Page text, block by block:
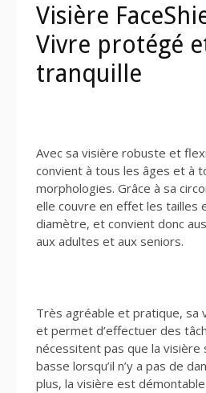
Visière
Vivre protégé
tranquille
Avec sa visière robuste et
convient à tous les âges et à
morphologies. Grâce à sa
elle couvre en effet les tailles
diamètre, et convient donc
aux adultes et aux seniors.
Très agréable et pratique, sa
et permet d’effectuer des
nécessitent pas que la visière
basse lorsqu’il n’y a pas de
plus, la visière est